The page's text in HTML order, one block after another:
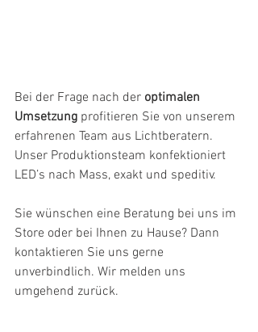
Bei der Frage nach der optimalen
Umsetzung profitieren Sie von unserem
erfahrenen Team aus Lichtberatern.
Unser Produktionsteam konfektioniert
LED’s nach Mass, exakt und speditiv.
Sie wünschen eine Beratung bei uns im
Store oder bei Ihnen zu Hause? Dann
kontaktieren Sie uns gerne
unverbindlich. Wir melden uns
umgehend zurück.